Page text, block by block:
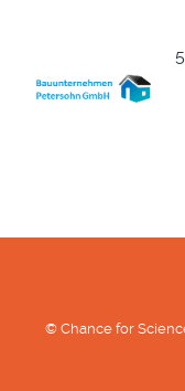
© Chance for